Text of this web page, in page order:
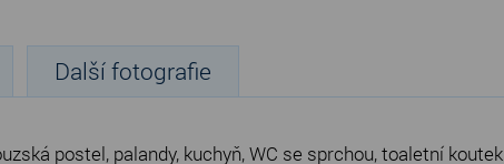
Další fotografie
postel, palandy, kuchyň, WC se sprchou, toaletní koutek